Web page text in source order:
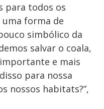
para todos os
forma de
simbólico da
salvar o coala,
e mais
para nossa
nossos habitats?”,